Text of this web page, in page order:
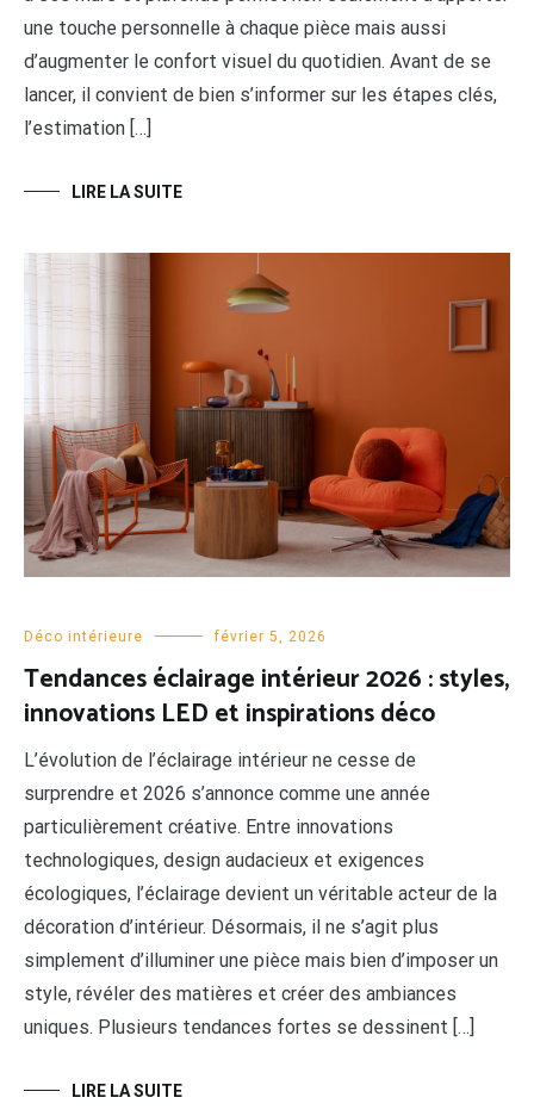
une touche personnelle à chaque pièce mais aussi
d’augmenter le confort visuel du quotidien. Avant de se
lancer, il convient de bien s’informer sur les étapes clés,
l’estimation […]
LIRE LA SUITE
Déco intérieure février 5, 2026
Tendances éclairage intérieur 2026 : styles,
innovations LED et inspirations déco
L’évolution de l’éclairage intérieur ne cesse de
surprendre et 2026 s’annonce comme une année
particulièrement créative. Entre innovations
technologiques, design audacieux et exigences
écologiques, l’éclairage devient un véritable acteur de la
décoration d’intérieur. Désormais, il ne s’agit plus
simplement d’illuminer une pièce mais bien d’imposer un
style, révéler des matières et créer des ambiances
uniques. Plusieurs tendances fortes se dessinent […]
LIRE LA SUITE